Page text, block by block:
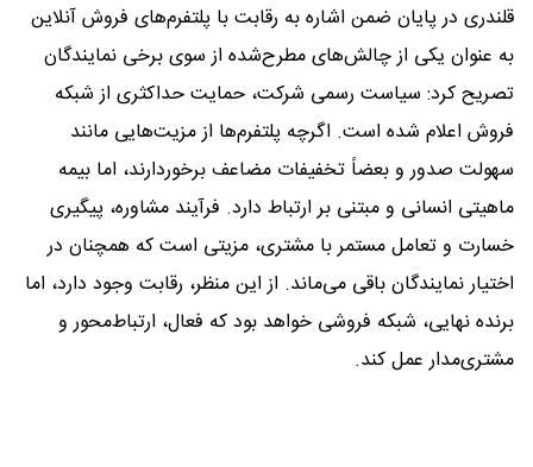
قلندری در پایان ضمن اشاره به رقابت با پلتفرم‌های فروش آنلاین
به عنوان یکی از چالش‌های مطرح‌شده از سوی برخی نمایندگان
تصریح کرد: سیاست رسمی شرکت، حمایت حداکثری از شبکه
فروش اعلام شده است. اگرچه پلتفرم‌ها از مزیت‌هایی مانند
سهولت صدور و بعضاً تخفیفات مضاعف برخوردارند، اما بیمه
ماهیتی انسانی و مبتنی بر ارتباط دارد. فرآیند مشاوره، پیگیری
خسارت و تعامل مستمر با مشتری، مزیتی است که همچنان در
اختیار نمایندگان باقی می‌ماند. از این منظر، رقابت وجود دارد، اما
برنده نهایی، شبکه فروشی خواهد بود که فعال، ارتباط‌محور و
مشتری‌مدار عمل کند.